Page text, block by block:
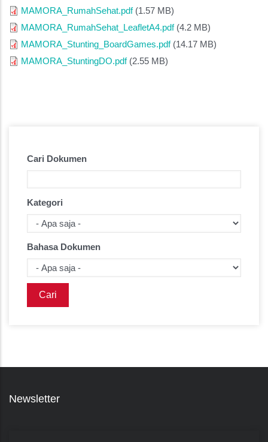
MAMORA_RumahSehat.pdf (1.57 MB)
MAMORA_RumahSehat_LeafletA4.pdf (4.2 MB)
MAMORA_Stunting_BoardGames.pdf (14.17 MB)
MAMORA_StuntingDO.pdf (2.55 MB)
Cari Dokumen
Kategori
Bahasa Dokumen
Newsletter